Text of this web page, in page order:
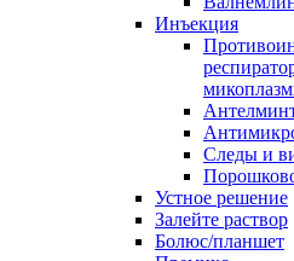
Инъекция
Следы и
Устное решение
Залейте раствор
Болюс/планшет